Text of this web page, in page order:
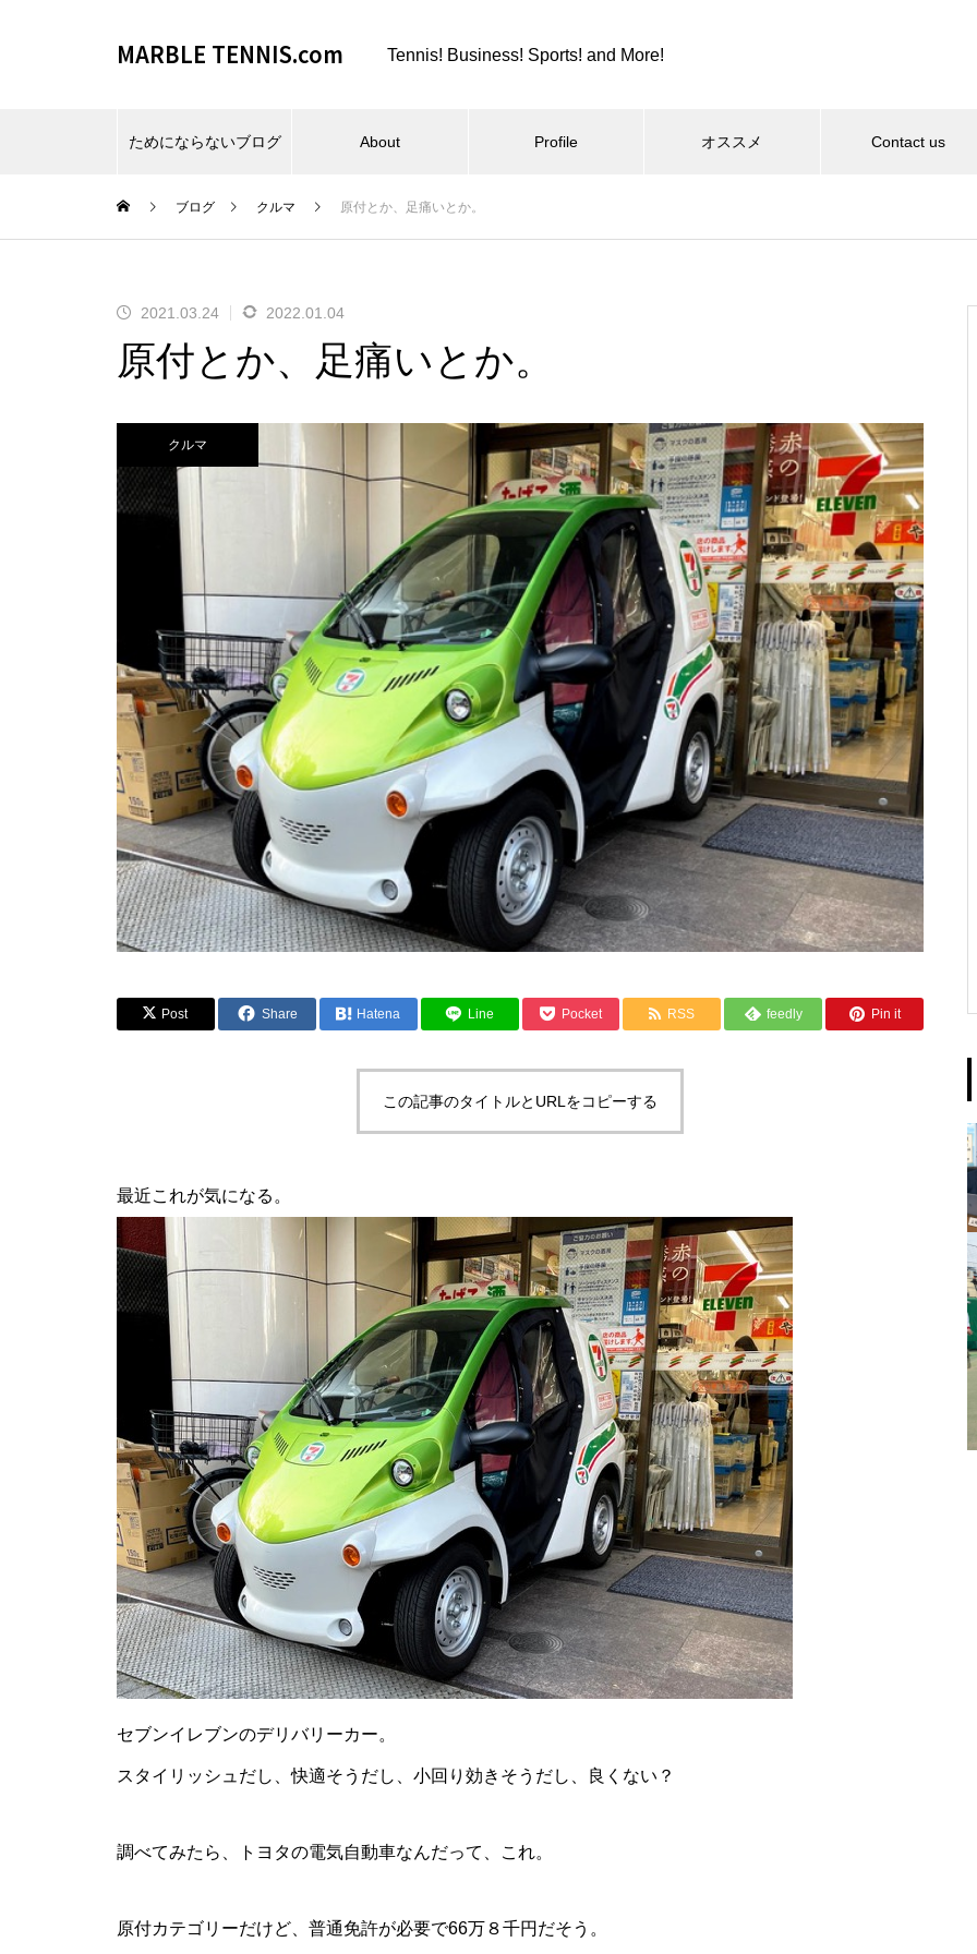
MARBLE TENNIS.com Tennis! Business! Sports! and More!
ためにならないブログ About Profile オススメ Contact us
仕事場とか、REC FESTA と
コロンビア８とか、全日本９位
ですとか。
ニュージェネとか、またまた卓
球とか。
お年？とか、SUPその２とか。
ご購入！とか、SUPとか。
ゴミ？とか、試合デビューと
か。
ブログ クルマ 原付とか、足痛いとか。
2021.03.24 2022.01.04
原付とか、足痛いとか。
クルマ
Post Share Hatena Line Pocket RSS feedly Pin it
この記事のタイトルとURLをコピーする
最近これが気になる。
セブンイレブンのデリバリーカー。
スタイリッシュだし、快適そうだし、小回り効きそうだし、良くない？
調べてみたら、 トヨタの電気自動車なんだって、これ。
原付カテゴリーだけど、普通免許が必要で66万８千円だそう。